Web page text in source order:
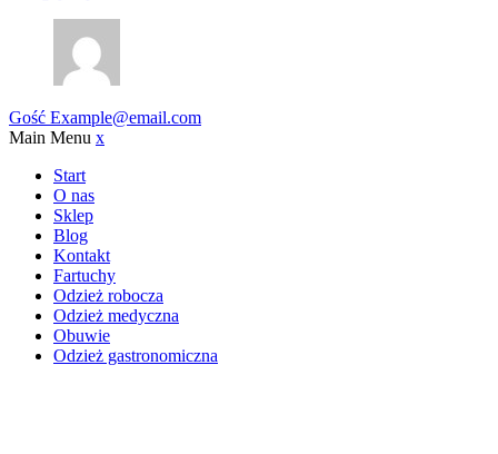
Gość Example@email.com
Main Menu x
Start
O nas
Sklep
Blog
Kontakt
Fartuchy
Odzież robocza
Odzież medyczna
Obuwie
Odzież gastronomiczna